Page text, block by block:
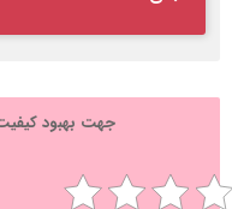
جهت بهبود کیفیت